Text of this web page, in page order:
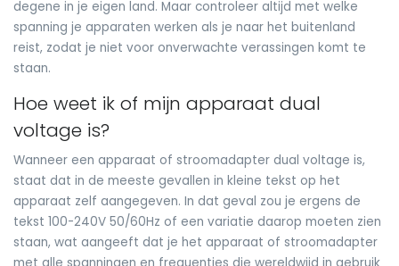
degene in je eigen land. Maar controleer altijd met welke
spanning je apparaten werken als je naar het buitenland
reist, zodat je niet voor onverwachte verassingen komt te
staan.
Hoe weet ik of mijn apparaat dual
voltage is?
Wanneer een apparaat of stroomadapter dual voltage is,
staat dat in de meeste gevallen in kleine tekst op het
apparaat zelf aangegeven. In dat geval zou je ergens de
tekst 100-240V 50/60Hz of een variatie daarop moeten zien
staan, wat aangeeft dat je het apparaat of stroomadapter